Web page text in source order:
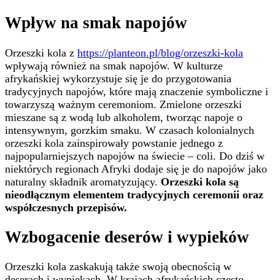
Wpływ na smak napojów
Orzeszki kola z https://planteon.pl/blog/orzeszki-kola
wpływają również na smak napojów. W kulturze
afrykańskiej wykorzystuje się je do przygotowania
tradycyjnych napojów, które mają znaczenie symboliczne i
towarzyszą ważnym ceremoniom. Zmielone orzeszki
mieszane są z wodą lub alkoholem, tworząc napoje o
intensywnym, gorzkim smaku. W czasach kolonialnych
orzeszki kola zainspirowały powstanie jednego z
najpopularniejszych napojów na świecie – coli. Do dziś w
niektórych regionach Afryki dodaje się je do napojów jako
naturalny składnik aromatyzujący. Orzeszki kola są
nieodłącznym elementem tradycyjnych ceremonii oraz
współczesnych przepisów.
Wzbogacenie deserów i wypieków
Orzeszki kola zaskakują także swoją obecnością w